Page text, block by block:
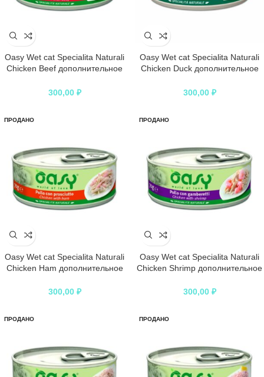
Oasy Wet cat Specialita Naturali
Chicken Beef дополнительное
говядиной в консервах – 70 г
300,00 ₽
Oasy Wet cat Specialita Naturali
Chicken Duck дополнительное
уткой в консервах – 70 г
300,00 ₽
ПРОДАНО
Oasy Wet cat Specialita Naturali
Chicken Ham дополнительное
ветчиной в консервах – 70 г
300,00 ₽
ПРОДАНО
Oasy Wet cat Specialita Naturali
Chicken Shrimp дополнительное
креветками в консервах – 70 г
300,00 ₽
ПРОДАНО ПРОДАНО